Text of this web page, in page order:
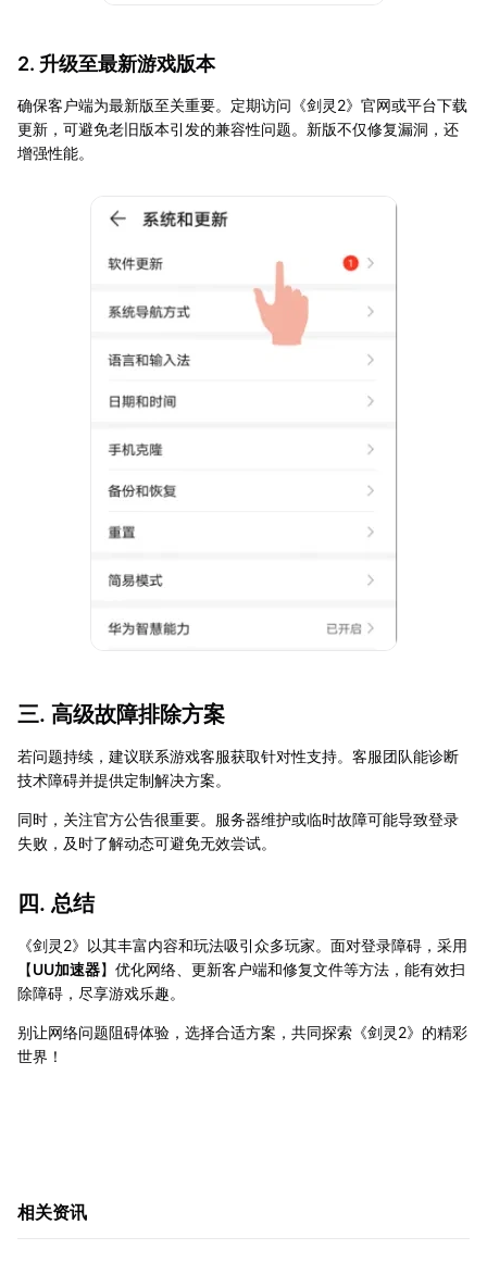
2. 升级至最新游戏版本
确保客户端为最新版至关重要。定期访问《剑灵2》官网或平台下载
更新，可避免老旧版本引发的兼容性问题。新版不仅修复漏洞，还
增强性能。
三. 高级故障排除方案
若问题持续，建议联系游戏客服获取针对性支持。客服团队能诊断
技术障碍并提供定制解决方案。
同时，关注官方公告很重要。服务器维护或临时故障可能导致登录
失败，及时了解动态可避免无效尝试。
四. 总结
《剑灵2》以其丰富内容和玩法吸引众多玩家。面对登录障碍，采用
【UU加速器】优化网络、更新客户端和修复文件等方法，能有效扫
除障碍，尽享游戏乐趣。
别让网络问题阻碍体验，选择合适方案，共同探索《剑灵2》的精彩
世界！
相关资讯